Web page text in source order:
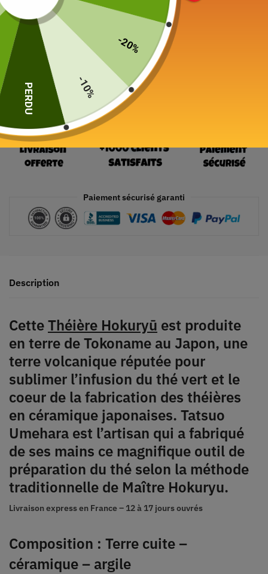
19 en stock
Ajouter au panier
Paiement sécurisé garanti
Description
CetteThéière Hokuryū est produite
en terre de Tokoname au Japon, une
terre volcanique réputée pour
sublimer l’infusion du thé vert et le
coeur de la fabrication des théières
en céramique japonaises. Tatsuo
Umehara est l’artisan qui a fabriqué
de ses mains ce magnifique outil de
préparation du thé selon la méthode
traditionnelle de Maître Hokuryu.
Livraison express en France – 12 à 17 jours ouvrés
Composition : Terre cuite –
céramique – argile
-20%
-10%
PERDU